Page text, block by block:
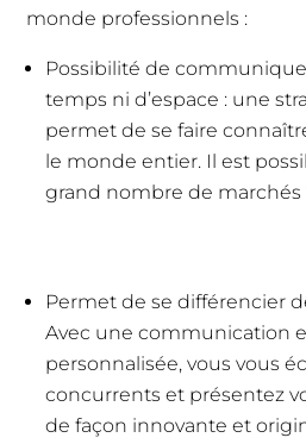
monde professionnels :
Possibilité de
temps ni d’espace : une
permet de se faire
le monde entier. Il est
grand nombre de marchés
Permet de se différencier
Avec une communication
personnalisée, vous vous
concurrents et présentez
de façon innovante et